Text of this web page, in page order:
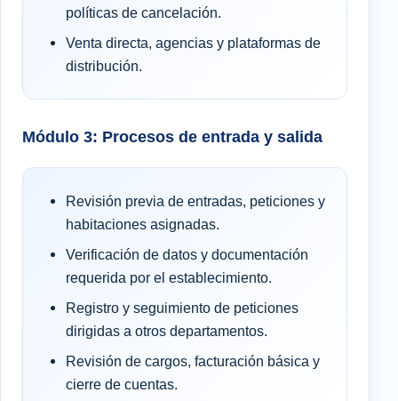
políticas de cancelación.
Venta directa, agencias y plataformas de
distribución.
Módulo 3: Procesos de entrada y salida
Revisión previa de entradas, peticiones y
habitaciones asignadas.
Verificación de datos y documentación
requerida por el establecimiento.
Registro y seguimiento de peticiones
dirigidas a otros departamentos.
Revisión de cargos, facturación básica y
cierre de cuentas.